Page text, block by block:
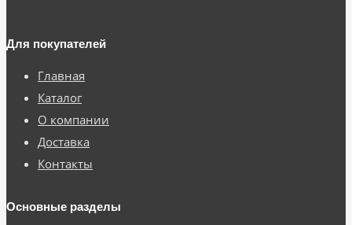
Для покупателей
Главная
Каталог
О компании
Доставка
Контакты
Основные разделы